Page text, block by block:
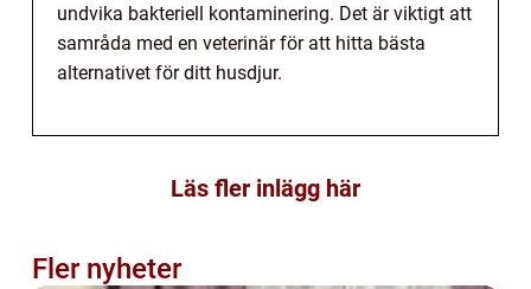
undvika bakteriell kontaminering. Det är viktigt att
samråda med en veterinär för att hitta bästa
alternativet för ditt husdjur.
Läs fler inlägg här
Fler nyheter